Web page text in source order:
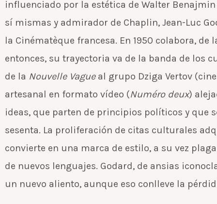
influenciado por la estética de Walter
sí mismas y admirador de Chaplin, Jean-Luc
la Cinématèque francesa. En 1950 colabora, de
entonces, su trayectoria va de la banda de los
de la Nouvelle Vagueal grupo Dziga Vertov
artesanal en formato vídeo (Numéro deux)
ideas, que parten de principios políticos y que
sesenta. La proliferación de citas culturales
convierte en una marca de estilo, a su vez
de nuevos lenguajes. Godard, de ansias
un nuevo aliento, aunque eso conlleve la